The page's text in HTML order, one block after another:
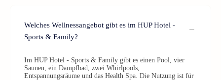
Welches Wellnessangebot gibt es im HUP Hotel -
Sports & Family?
Im HUP Hotel - Sports & Family gibt es einen Pool, vier
Saunen, ein Dampfbad, zwei Whirlpools,
Entspannungsräume und das Health Spa. Die Nutzung ist für